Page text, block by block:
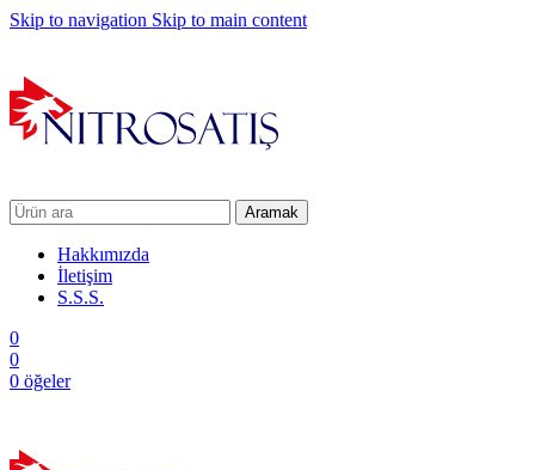
Skip to navigation Skip to main content
Aramak
Hakkımızda
İletişim
S.S.S.
0
0
0 öğeler